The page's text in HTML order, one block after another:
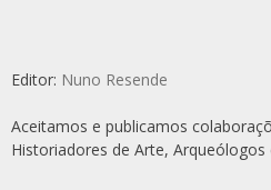
Editor: Nuno Resende
Aceitamos e publicamos
Historiadores de Arte,